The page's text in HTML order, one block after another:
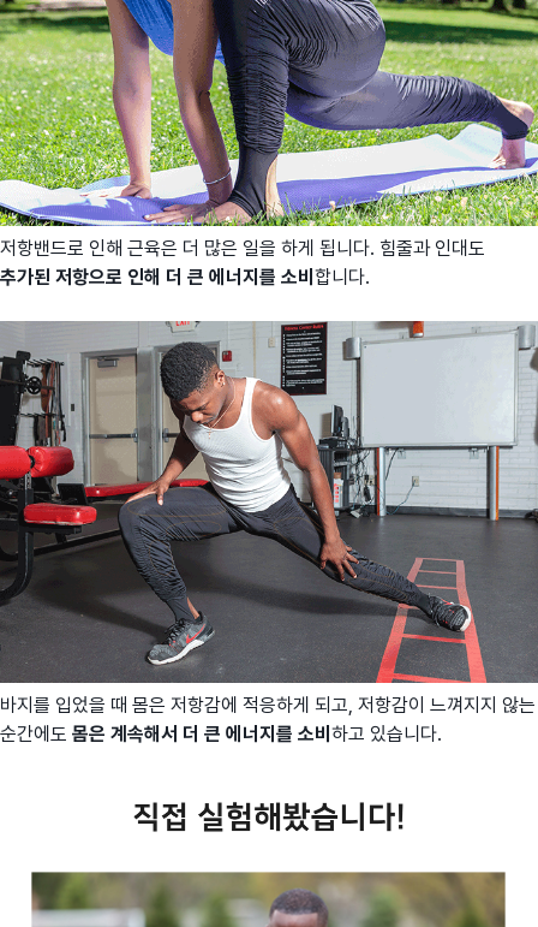
저항밴드로 인해 근육은 더 많은 일을 하게 됩니다. 힘줄과 인대도
추가된 저항으로 인해 더 큰 에너지를 소비 합니다.
바지를 입었을 때 몸은 저항감에 적응하게 되고, 저항감이 느껴지지 않는
순간에도 몸은 계속해서 더 큰 에너지를 소비 하고 있습니다.